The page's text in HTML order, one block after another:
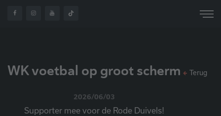
WK voetbal op groot scherm
2026/06/03
Supporter mee voor de Rode Duivels!
Terug